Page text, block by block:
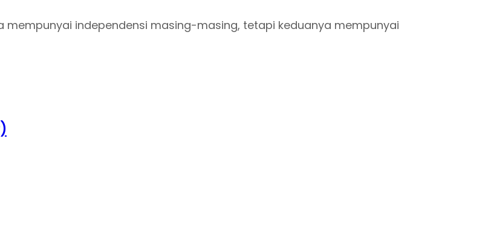
mempunyai independensi masing-masing, tetapi keduanya mempunyai